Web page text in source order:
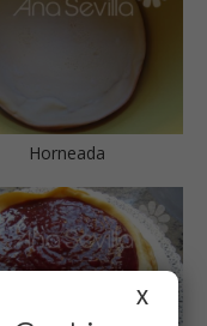
Horneada
X